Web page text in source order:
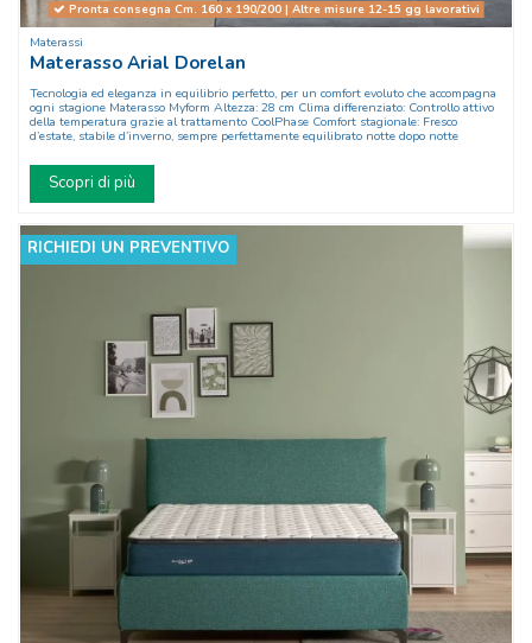
Pronta consegna Cm. 160 x 190/200 | Altre misure 12-15 gg lavorativi
Materassi
Materasso Arial Dorelan
Tecnologia ed eleganza in equilibrio perfetto, per un comfort evoluto che accompagna
ogni stagione Materasso Myform Altezza: 28 cm Clima differenziato: Controllo attivo
della temperatura grazie al trattamento CoolPhase Comfort stagionale: Fresco
d’estate, stabile d’inverno, sempre perfettamente equilibrato notte dopo notte
Scopri di più
RICHIEDI UN PREVENTIVO